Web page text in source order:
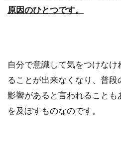
原因のひとつです。
自分で意識して気をつけな
ることが出来なくなり、普
影響があると言われること
を及ぼすものなのです。